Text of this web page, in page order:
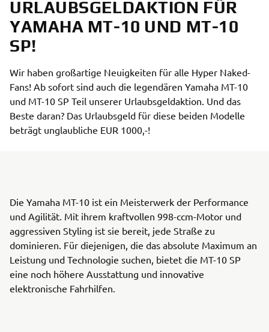
URLAUBSGELDAKTION FÜR
YAMAHA MT-10 UND MT-10
SP!
Wir haben großartige Neuigkeiten für alle Hyper Naked-
Fans! Ab sofort sind auch die legendären Yamaha MT-10
und MT-10 SP Teil unserer Urlaubsgeldaktion. Und das
Beste daran? Das Urlaubsgeld für diese beiden Modelle
beträgt unglaubliche EUR 1000,-!
Die Yamaha MT-10 ist ein Meisterwerk der Performance
und Agilität. Mit ihrem kraftvollen 998-ccm-Motor und
aggressiven Styling ist sie bereit, jede Straße zu
dominieren. Für diejenigen, die das absolute Maximum an
Leistung und Technologie suchen, bietet die MT-10 SP
eine noch höhere Ausstattung und innovative
elektronische Fahrhilfen.